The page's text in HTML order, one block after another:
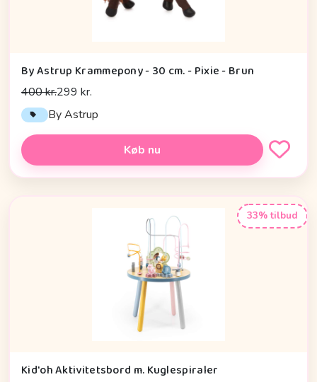
By Astrup Krammepony - 30 cm. - Pixie - Brun
400 kr.299 kr.
By Astrup
Køb nu
33% tilbud
Kid'oh Aktivitetsbord m. Kuglespiraler